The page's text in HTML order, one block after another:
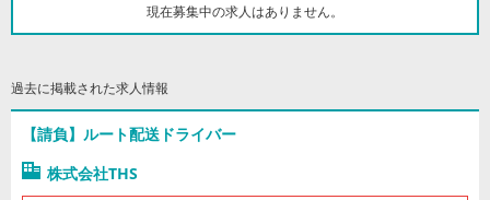
現在募集中の求⼈はありません。
過去に掲載された求人情報
【請負】ルート配送ドライバー
株式会社THS